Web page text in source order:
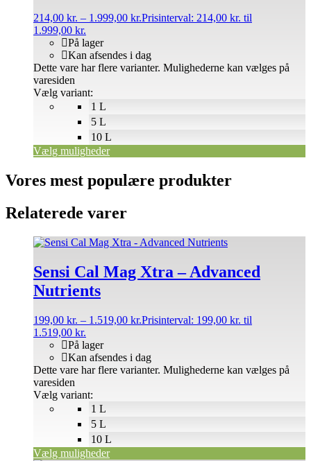
214,00 kr. – 1.999,00 kr.Prisinterval: 214,00 kr. til
1.999,00 kr.
På lager
Kan afsendes i dag
Vælg variant:
Vælg muligheder
Dette vare har flere varianter. Mulighederne kan vælges på
varesiden
1 L
5 L
10 L
Vores mest populære produkter
Relaterede varer
Sensi Cal Mag Xtra – Advanced
Nutrients
199,00 kr. – 1.519,00 kr.Prisinterval: 199,00 kr. til
1.519,00 kr.
På lager
Kan afsendes i dag
Vælg variant:
Vælg muligheder
Dette vare har flere varianter. Mulighederne kan vælges på
varesiden
1 L
5 L
10 L